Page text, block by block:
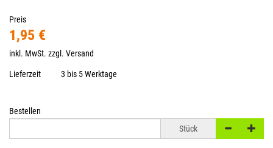
Preis
1,95 €
inkl. MwSt. zzgl. Versand
Lieferzeit 3 bis 5 Werktage
Bestellen
Stück